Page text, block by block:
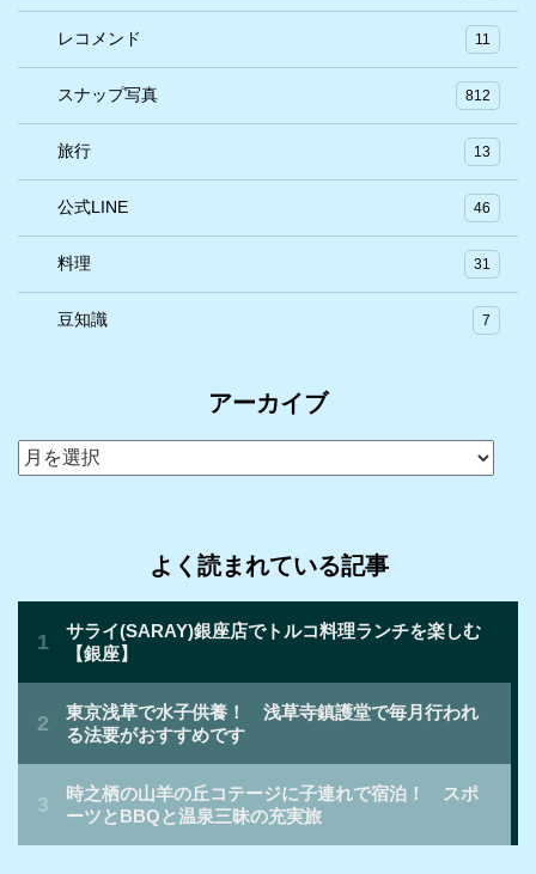
レコメンド 11
スナップ写真 812
旅行 13
公式LINE 46
料理 31
豆知識 7
アーカイブ
ア
よく読まれている記事